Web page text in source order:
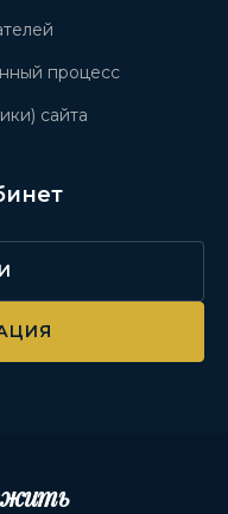
процесс
сайта